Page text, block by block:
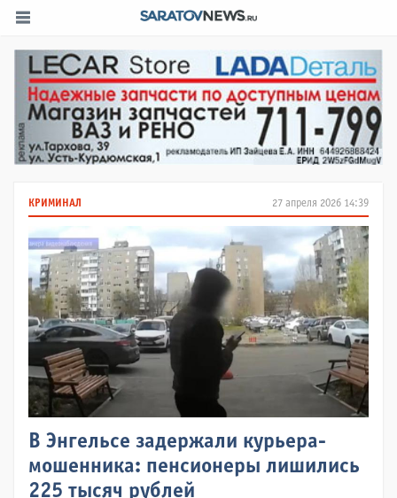
27 апреля 2026 14:39
КРИМИНАЛ
В Энгельсе задержали курьера-
мошенника: пенсионеры лишились
225 тысяч рублей